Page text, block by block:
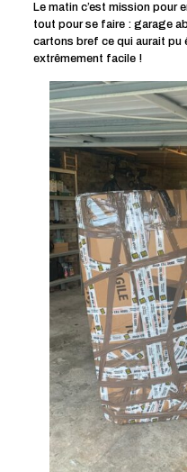
Le matin c’est mission pour
tout pour se faire : garage
cartons bref ce qui aurait pu
extrêmement facile !